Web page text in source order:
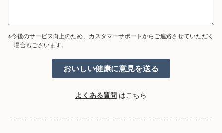
※今後のサービス向上のため、カスタマーサポートからご連絡させていただく
場合もございます。
よくある質問 はこちら